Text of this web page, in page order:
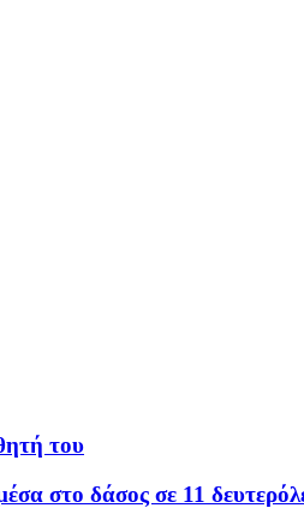
του
στο δάσος σε 11